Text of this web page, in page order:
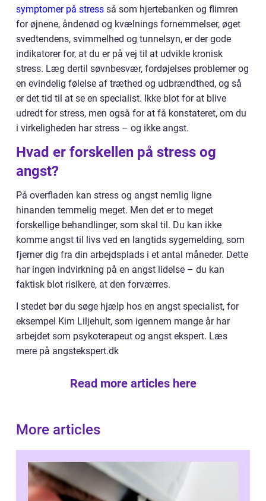
symptomer på stress så som hjertebanken og flimren
for øjnene, åndenød og kvælnings fornemmelser, øget
svedtendens, svimmelhed og tunnelsyn, er der gode
indikatorer for, at du er på vej til at udvikle kronisk
stress. Læg dertil søvnbesvær, fordøjelses problemer og
en evindelig følelse af træthed og udbrændthed, og så
er det tid til at se en specialist. Ikke blot for at blive
udredt for stress, men også for at få konstateret, om du
i virkeligheden har stress – og ikke angst.
Hvad er forskellen på stress og
angst?
På overfladen kan stress og angst nemlig ligne
hinanden temmelig meget. Men det er to meget
forskellige behandlinger, som skal til. Du kan ikke
komme angst til livs ved en langtids sygemelding, som
fjerner dig fra din arbejdsplads i et antal måneder. Dette
har ingen indvirkning på en angst lidelse – du kan
faktisk blot risikere, at den forværres.
I stedet bør du søge hjælp hos en angst specialist, for
eksempel Kim Liljehult, som igennem mange år har
arbejdet som psykoterapeut og angst ekspert. Læs
mere på angstekspert.dk
Read more articles here
More articles